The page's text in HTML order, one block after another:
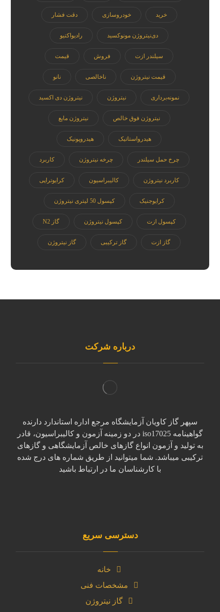
خرید خودروسازی دقت فشار
دی‌نیتروژن مونوکسید رادیواکتیو
سیلندر ازت فروش قیمت
قیمت نیتروژن ناخالصی نانو
نمونه‌برداری نیتروژن نیتروژن دی اکسید
نیتروژن فوق خالص نیتروژن مایع
هیدرواستاتیک هیدروپونیک
چرخ حمل سیلندر چرخه نیتروژن کاربرد
کاربرد نیتروژن کالیبراسیون کرایوتراپی
کرایوجنیک کپسول 50 لیتری نیتروژن
کپسول ازت کپسول نیتروژن گاز N2
گاز ازت گاز ترکیبی گاز نیتروژن
درباره شرکت
سپهر گاز کاویان آزمایشگاه مرجع اداره استاندارد دارنده
گواهینامه iso17025 در دو زمینه آزمون و کالیبراسیون، قادر
به تولید و آزمون انواع گازهای خالص آزمایشگاهی و گازهای
ترکیبی میباشد. شما میتوانید از طریق شماره های درج شده
با کارشناسان ما در ارتباط باشید
دسترسی سریع
خانه
مشخصات فنی
گاز نیتروژن